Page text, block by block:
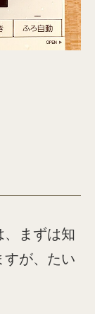
まずは知
すが、たい